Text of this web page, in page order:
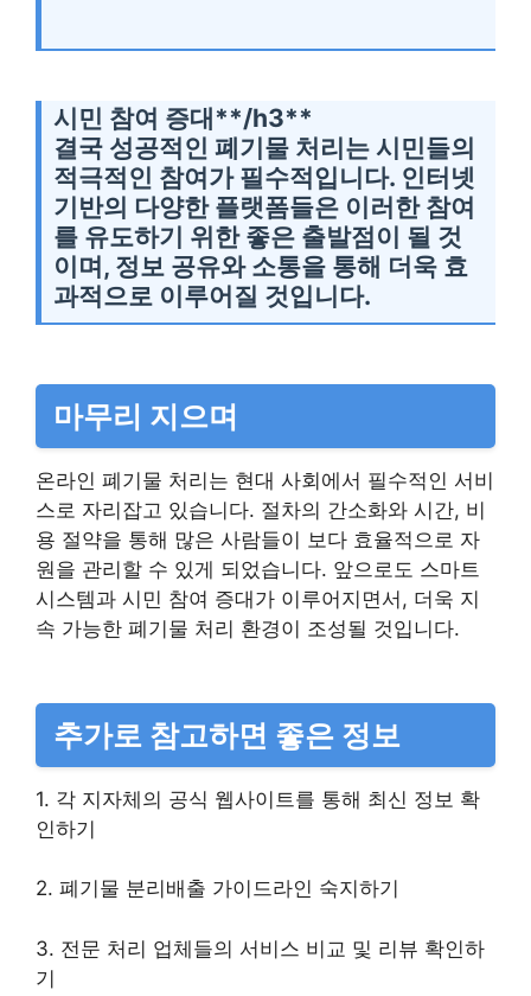
시민 참여 증대**/h3**
결국 성공적인 폐기물 처리는 시민들의
적극적인 참여가 필수적입니다. 인터넷
기반의 다양한 플랫폼들은 이러한 참여
를 유도하기 위한 좋은 출발점이 될 것
이며, 정보 공유와 소통을 통해 더욱 효
과적으로 이루어질 것입니다.
마무리 지으며
온라인 폐기물 처리는 현대 사회에서 필수적인 서비
스로 자리잡고 있습니다. 절차의 간소화와 시간, 비
용 절약을 통해 많은 사람들이 보다 효율적으로 자
원을 관리할 수 있게 되었습니다. 앞으로도 스마트
시스템과 시민 참여 증대가 이루어지면서, 더욱 지
속 가능한 폐기물 처리 환경이 조성될 것입니다.
추가로 참고하면 좋은 정보
1. 각 지자체의 공식 웹사이트를 통해 최신 정보 확
인하기
2. 폐기물 분리배출 가이드라인 숙지하기
3. 전문 처리 업체들의 서비스 비교 및 리뷰 확인하
기